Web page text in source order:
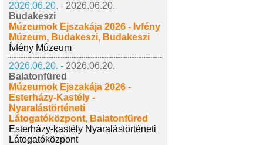
2026.06.20. - 2026.06.20.
Budakeszi
Múzeumok Éjszakája 2026 - Ívfény
Múzeum, Budakeszi, Budakeszi
Ívfény Múzeum
2026.06.20. - 2026.06.20.
Balatonfüred
Múzeumok Éjszakája 2026 -
Esterházy-Kastély -
Nyaralástörténeti
Látogatóközpont, Balatonfüred
Esterházy-kastély Nyaralástörténeti
Látogatóközpont